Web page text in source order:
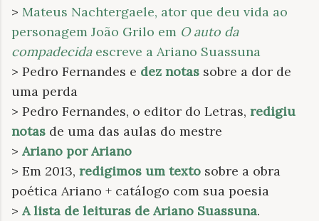
> Mateus Nachtergaele, ator que deu vida ao
personagem João Grilo em O auto da
compadecidaescreve a Ariano Suassuna
> Pedro Fernandes e dez notas sobre a dor de
uma perda
> Pedro Fernandes, o editor do Letras, redigiu
notas de uma das aulas do mestre
> Ariano por Ariano
> Em 2013, redigimos um texto sobre a obra
poética Ariano + catálogo com sua poesia
> A lista de leituras de Ariano Suassuna.